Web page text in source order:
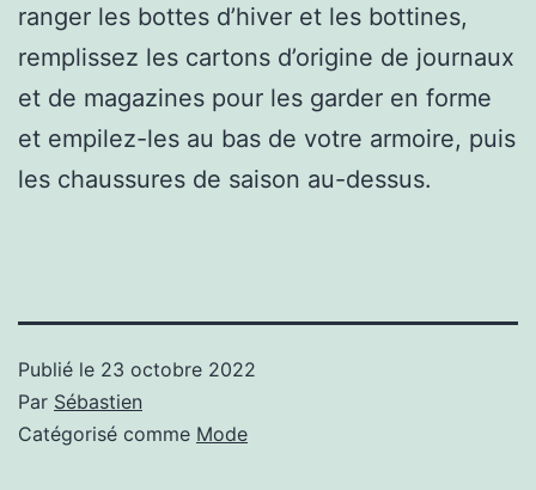
ranger les bottes d’hiver et les bottines,
remplissez les cartons d’origine de journaux
et de magazines pour les garder en forme
et empilez-les au bas de votre armoire, puis
les chaussures de saison au-dessus.
Publié le 23 octobre 2022
Par Sébastien
Catégorisé comme Mode